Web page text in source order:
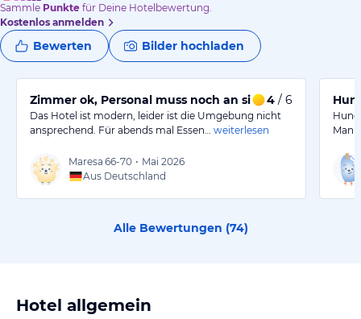
Sammle Punkte für Deine Hotelbewertung.
Kostenlos anmelden
Bewerten Bilder hochladen
Zimmer ok, Personal muss noch an sich arbeiten
4 / 6
Das Hotel ist modern, leider ist die Umgebung nicht
ansprechend. Für abends mal Essen…
weiterlesen
Maresa 66-70 • Mai 2026
Aus Deutschland
Man
Alle Bewertungen (74)
Hotel allgemein